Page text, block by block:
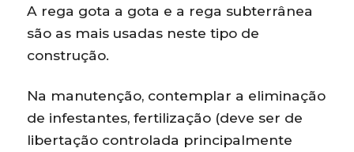
A rega gota a gota e a rega subterrânea
são as mais usadas neste tipo de
construção.
Na manutenção, contemplar a eliminação
de infestantes, fertilização (deve ser de
libertação controlada principalmente